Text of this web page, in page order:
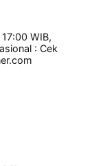
WIB,
: Cek